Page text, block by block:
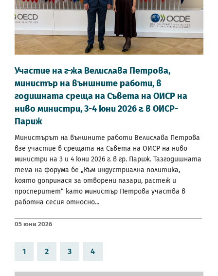
Участие на г-жа Велислава Петрова,
министър на външните работи, в
годишната среща на Съвета на ОИСР на
ниво министри, 3-4 юни 2026 г. в ОИСР-
Париж
Министърът на външните работи Велислава Петрова
взе участие в срещата на Съвета на ОИСР на ниво
министри на 3 и 4 юни 2026 г. в гр. Париж. Тазгодишната
тема на форума бе „Към индустриална политика,
която допринася за отворени пазари, растеж и
просперитет“ като министър Петрова участва в
работна сесия относно...
05 Юни 2026
1 2 3 4